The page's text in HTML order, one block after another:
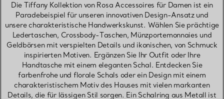
Die Tiffany Kollektion von Rosa Accessoires für Damen ist ein
Paradebeispiel für unseren innovativen Design-Ansatz und
unsere charakteristische Handwerkskunst. Wählen Sie prächtige
Ledertaschen, Crossbody-Taschen, Münzportemonnaies und
Geldbörsen mit verspielten Details und ikonischen, von Schmuck
inspirierten Motiven. Ergänzen Sie Ihr Outfit oder Ihre
Handtasche mit einem eleganten Schal. Entdecken Sie
farbenfrohe und florale Schals oder ein Design mit einem
charakteristischem Motiv des Hauses mit vielen markanten
Details, die für lässigen Stil sorgen. Ein Schalring aus Metall ist